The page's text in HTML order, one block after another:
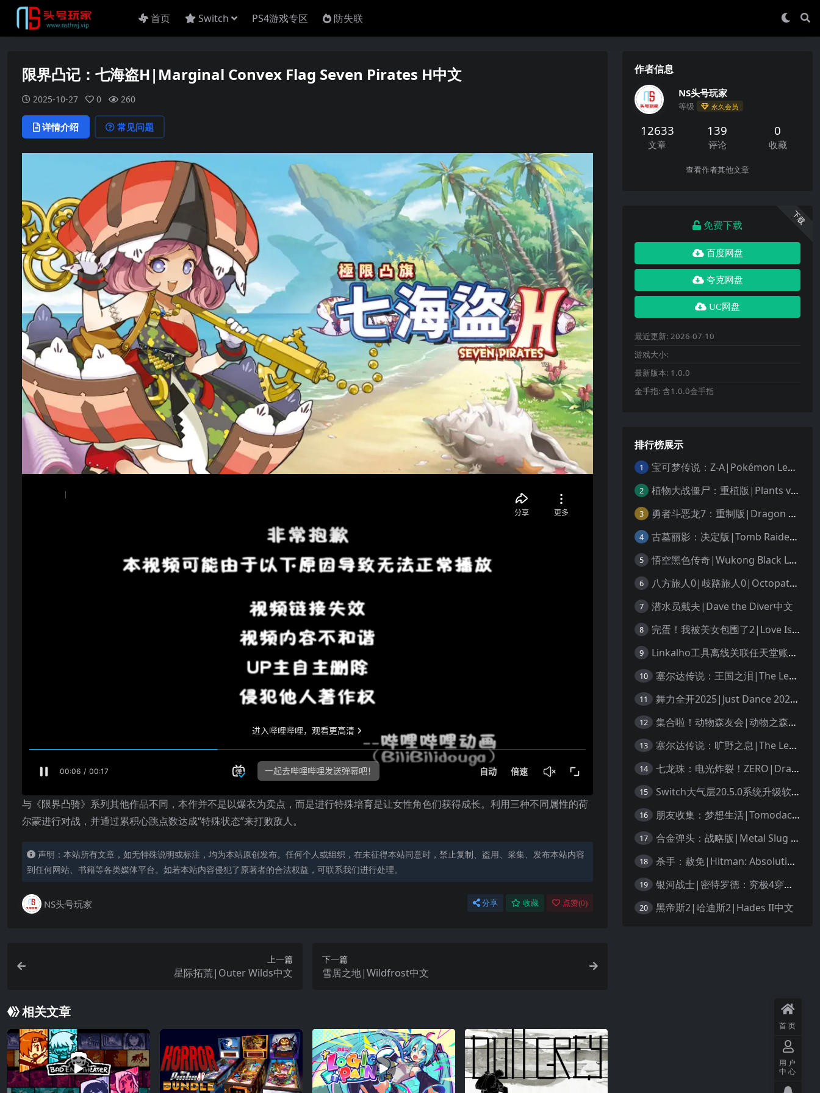
首页 Switch PS4游戏专区 防失联
限界凸记：七海盗H|Marginal Convex Flag Seven Pirates H中文
2025-10-27 0 260
详情介绍 常见问题
与《限界凸骑》系列其他作品不同，本作并不是以爆衣为卖点，而是进行特殊培育是让女性角色们获得成长。利用三种不同属性的荷
尔蒙进行对战，并通过累积心跳点数达成“特殊状态”来打败敌人。
声明：本站所有文章，如无特殊说明或标注，均为本站原创发布。任何个人或组织，在未征得本站同意时，禁止复制、盗用、采集、发布本站内容
到任何网站、书籍等各类媒体平台。如若本站内容侵犯了原著者的合法权益，可联系我们进行处理。
NS头号玩家 分享 收藏 点赞(0)
上一篇
星际拓荒|Outer Wilds中文
下一篇
雪居之地|Wildfrost中文
相关文章
作者信息
NS头号玩家
等级 永久会员
12633
文章
139
评论
0
收藏
查看作者其他文章
下载
免费下载
百度网盘
夸克网盘
UC网盘
最近更新: 2026-07-10
游戏大小:
最新版本: 1.0.0
金手指: 含1.0.0金手指
排行榜展示
1 宝可梦传说：Z-A|Pokémon Legends: Z-A中文
2 植物大战僵尸：重植版|Plants vs. Zombies: Replanted中文
3 勇者斗恶龙7：重制版|Dragon Quest VII Reimagined中文
4 古墓丽影：决定版|Tomb Raider: Definitive Edition中文
5 悟空黑色传奇|Wukong Black Legend
6 八方旅人0|歧路旅人0|Octopath Traveler 0中文
7 潜水员戴夫|Dave the Diver中文
8 完蛋！我被美女包围了2|Love Is All Around 2中文
9 Linkalho工具离线关联任天堂账户教程
10 塞尔达传说：王国之泪|The Legend of Zelda: Tears of the Kingdom中文
11 舞力全开2025|Just Dance 2025中文
12 集合啦！动物森友会|动物之森|Animal Crossing: New Horizons中文
13 塞尔达传说：旷野之息|The Legend of Zelda: Breath of the Wild中文
14 七龙珠：电光炸裂！ZERO|Dragon Ball: Sparking! Zero中文
15 Switch大气层20.5.0系统升级软硬破通用教程
16 朋友收集：梦想生活|Tomodachi Life: Living the Dream中文
17 合金弹头：战略版|Metal Slug Tactics中文
18 杀手：赦免|Hitman: Absolution汉化
19 银河战士|密特罗德：究极4穿越未知|Metroid Prime 4: Beyond中文
20 黑帝斯2|哈迪斯2|Hades II中文
首页
用户
中心